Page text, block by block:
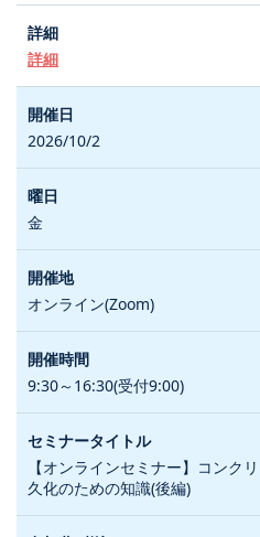
詳細
2026/10/2
金
オンライン(Zoom)
9:30～16:30(受付9:00)
【オンラインセミナー】コンク
久化のための知識(後編)